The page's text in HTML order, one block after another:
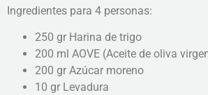
Ingredientes para 4 personas:
250 gr Harina de trigo
200 ml AOVE (Aceite de oliva
200 gr Azúcar moreno
10 gr Levadura